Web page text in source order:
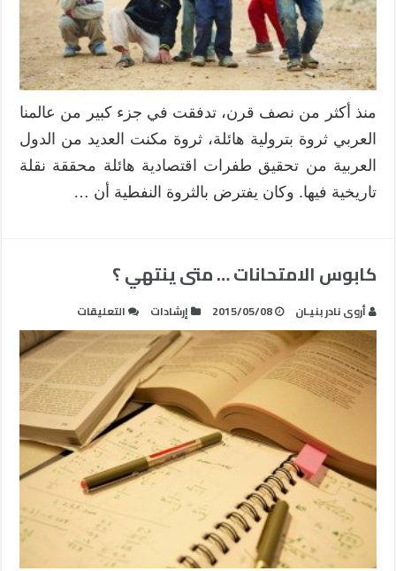
منذ أكثر من نصف قرن، تدفقت في جزء كبير من عالمنا
العربي ثروة بترولية هائلة، ثروة مكنت العديد من الدول
العربية من تحقيق طفرات اقتصادية هائلة محققة نقلة
تاريخية فيها. وكان يفترض بالثروة النفطية أن …
كابوس الامتحانات … متى ينتهي ؟
أروى نادر بنيـان 2015/05/08 إرشادات التعليقات
كابوس
الامتحانات
…
متى
ينتهي
؟
مغلقة